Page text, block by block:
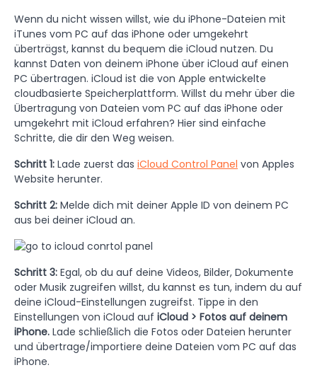
Wenn du nicht wissen willst, wie du iPhone-Dateien mit
iTunes vom PC auf das iPhone oder umgekehrt
überträgst, kannst du bequem die iCloud nutzen. Du
kannst Daten von deinem iPhone über iCloud auf einen
PC übertragen. iCloud ist die von Apple entwickelte
cloudbasierte Speicherplattform. Willst du mehr über die
Übertragung von Dateien vom PC auf das iPhone oder
umgekehrt mit iCloud erfahren? Hier sind einfache
Schritte, die dir den Weg weisen.
Schritt 1: Lade zuerst das iCloud Control Panel von Apples
Website herunter.
Schritt 2: Melde dich mit deiner Apple ID von deinem PC
aus bei deiner iCloud an.
Schritt 3: Egal, ob du auf deine Videos, Bilder, Dokumente
oder Musik zugreifen willst, du kannst es tun, indem du auf
deine iCloud-Einstellungen zugreifst. Tippe in den
Einstellungen von iCloud auf iCloud > Fotos auf deinem
iPhone. Lade schließlich die Fotos oder Dateien herunter
und übertrage/importiere deine Dateien vom PC auf das
iPhone.